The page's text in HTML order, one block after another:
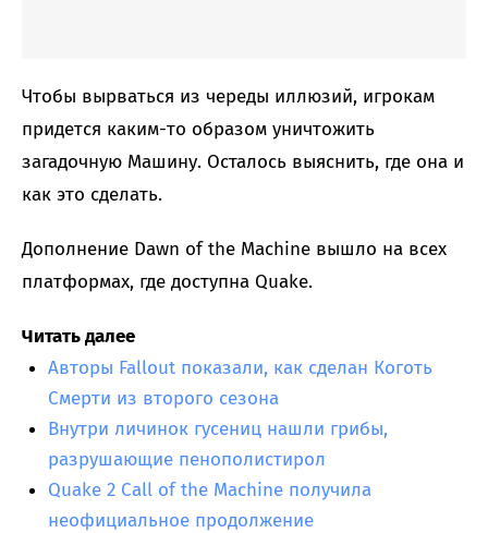
Чтобы вырваться из череды иллюзий, игрокам
придется каким-то образом уничтожить
загадочную Машину. Осталось выяснить, где она и
как это сделать.
Дополнение Dawn of the Machine вышло на всех
платформах, где доступна Quake.
Читать далее
Авторы Fallout показали, как сделан Коготь
Смерти из второго сезона
Внутри личинок гусениц нашли грибы,
разрушающие пенополистирол
Quake 2 Call of the Machine получила
неофициальное продолжение